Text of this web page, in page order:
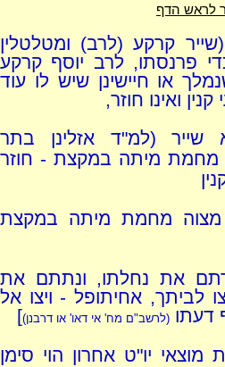
לראש הדף
קרקע (לרב) ומטלטלין
פרנסתו, לרב יוסף קרקע
או חיישינן שיש לו עוד
ואינו חוזר,
(למ"ד אזלינן בתר
מחמת מיתה במקצת - חוזר
מצוה מחמת מיתה במקצת
את נחלתו, ונתתם את
לביתך, אחיתופל - ויצו אל
דעתו(לרשב"ם מח' אי דאו' או דרבנן)]
מוצאי יו"ט אחרון הוי סימן